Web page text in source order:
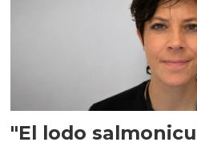
"El lodo